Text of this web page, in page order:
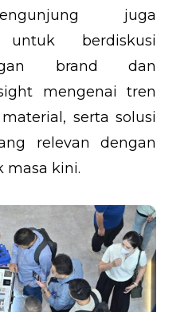
juga
untuk berdiskusi
brand dan
mengenai tren
serta solusi
relevan dengan
masa kini.